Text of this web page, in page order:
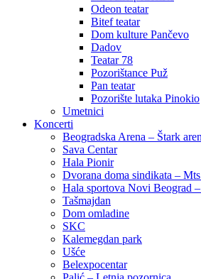
Odeon teatar
Bitef teatar
Dom kulture Pančevo
Dadov
Teatar 78
Pozorištance Puž
Pan teatar
Pozorište lutaka Pinokio
Umetnici
Koncerti
Beogradska Arena – Štark
Sava Centar
Hala Pionir
Dvorana doma sindikata –
Hala sportova Novi Beograd
Tašmajdan
Dom omladine
SKC
Kalemegdan park
Ušće
Belexpocentar